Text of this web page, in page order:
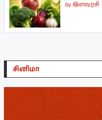
byஇளவரசி
சினிமா